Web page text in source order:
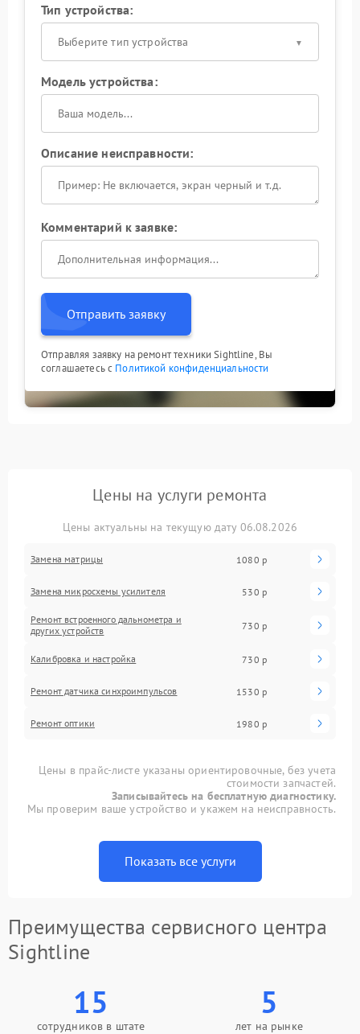
Тип устройства:
Выберите тип устройства
Модель устройства:
Описание неисправности:
Комментарий к заявке:
Отправить заявку
Отправляя заявку на ремонт техники Sightline, Вы
соглашаетесь с Политикой конфиденциальности
Цены на услуги ремонта
Цены актуальны на текущую дату 06.08.2026
Замена матрицы 1080 р
Замена микросхемы усилителя 530 р
Ремонт встроенного дальнометра и
других устройств
730 р
Калибровка и настройка 730 р
Ремонт датчика синхроимпульсов 1530 р
Ремонт оптики 1980 р
Цены в прайс-листе указаны ориентировочные, без учета
стоимости запчастей.
Записывайтесь на бесплатную диагностику.
Мы проверим ваше устройство и укажем на неисправность.
Показать все услуги
Преимущества сервисного центра
Sightline
15
сотрудников в штате
5
лет на рынке